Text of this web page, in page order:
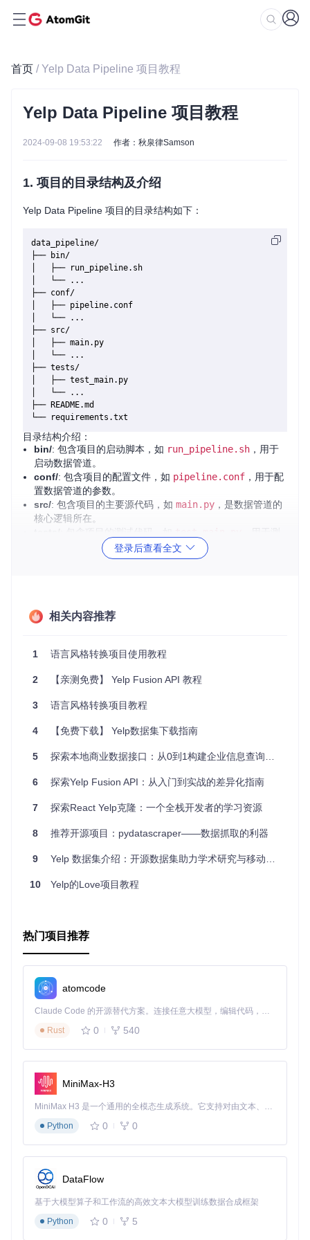
首页 / Yelp Data Pipeline 项目教程
Yelp Data Pipeline 项目教程
2024-09-08 19:53:22 作者：秋泉律Samson
1. 项目的目录结构及介绍
Yelp Data Pipeline 项目的目录结构如下：
data_pipeline/
├── bin/
│   ├── run_pipeline.sh
│   └── ...
├── conf/
│   ├── pipeline.conf
│   └── ...
├── src/
│   ├── main.py
│   └── ...
├── tests/
│   ├── test_main.py
│   └── ...
├── README.md
目录结构介绍：
bin/: 包含项目的启动脚本，如 run_pipeline.sh ，用于
启动数据管道。
conf/: 包含项目的配置文件，如 pipeline.conf ，用于配
置数据管道的参数。
src/: 包含项目的主要源代码，如 main.py ，是数据管道的
核心逻辑所在。
test_main.py
试数据管道的功能。
: 项目的说明文档，包含项目的概述、安装和
2. 项目的启动文件介绍
ne.sh 。
run_pipeline.sh
文件介绍：
文件来执行数据处理任务。
动数据管道。
3. 项目的配置文件介绍
项目的配置文件位于 目录下，主要文件是 pipeline.
conf
。
功能: 该配置文件用于设置数据管道的各种参数，如数据
源、目标存储位置、处理规则等。
配置项: 配置文件中可能包含以下配置项：
source: 数据源的配置，如数据库连接信息。
destination
洗、过滤等操作。
登录后查看全文
相关内容推荐
1 语言风格转换项目使用教程
2 【亲测免费】 Yelp Fusion API 教程
3 语言风格转换项目教程
4 【免费下载】 Yelp数据集下载指南
5 探索本地商业数据接口：从0到1构建企业信息查询系统
6 探索Yelp Fusion API：从入门到实战的差异化指南
7 探索React Yelp克隆：一个全栈开发者的学习资源
8 推荐开源项目：pydatascraper——数据抓取的利器
9 Yelp 数据集介绍：开源数据集助力学术研究与移动应用开发
10 Yelp的Love项目教程
热门项目推荐
atomcode
Claude Code 的开源替代方案。连接任意大模型，编辑代码，运行命令，自动验证 — 全自动执行。用 Rust 构建，极致性能。 ｜ An open-source alternative to Claude Code. Connect any LLM, edit code, run commands, and verify changes — autonomously. Built in Rust for speed. Get Started
Rust
0 540
MiniMax-H3
MiniMax H3 是一个通用的全模态生成系统。它支持对由文本、图像、视频和音频组成的多模态上下文进行统一理解，并能生成分辨率高达 2K、时长可达 15 秒的带原生立体声音频的视频。得益于面向任务泛化的系统设计，H3 在预训练阶段就已具备广泛的多模态上下文理解与生成能力，能够出色地执行复杂的多模态指令。
Python
0 0
DataFlow
基于大模型算子和工作流的高效文本大模型训练数据合成框架
Python
0 5